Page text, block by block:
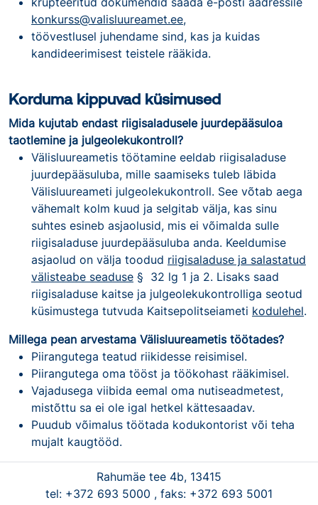
konkurss@valisluureamet.ee,
töövestlusel juhendame sind, kas ja kuidas
kandideerimisest teistele rääkida.
Korduma kippuvad küsimused
Mida kujutab endast riigisaladusele juurdepääsuloa
taotlemine ja julgeolekukontroll?
Välisluureametis töötamine eeldab riigisaladuse
juurdepääsuluba, mille saamiseks tuleb läbida
Välisluureameti julgeolekukontroll. See võtab aega
vähemalt kolm kuud ja selgitab välja, kas sinu
suhtes esineb asjaolusid, mis ei võimalda sulle
riigisaladuse juurdepääsuluba anda. Keeldumise
asjaolud on välja toodud riigisaladuse ja salastatud
välisteabe seaduse § 32 lg 1 ja 2. Lisaks saad
riigisaladuse kaitse ja julgeolekukontrolliga seotud
küsimustega tutvuda Kaitsepolitseiameti kodulehel.
Millega pean arvestama Välisluureametis töötades?
Piirangutega teatud riikidesse reisimisel.
Piirangutega oma tööst ja töökohast rääkimisel.
Vajadusega viibida eemal oma nutiseadmetest,
mistõttu sa ei ole igal hetkel kättesaadav.
Puudub võimalus töötada kodukontorist või teha
mujalt kaugtööd.
Rahumäe tee 4b, 13415
tel: +372 693 5000 , faks: +372 693 5001